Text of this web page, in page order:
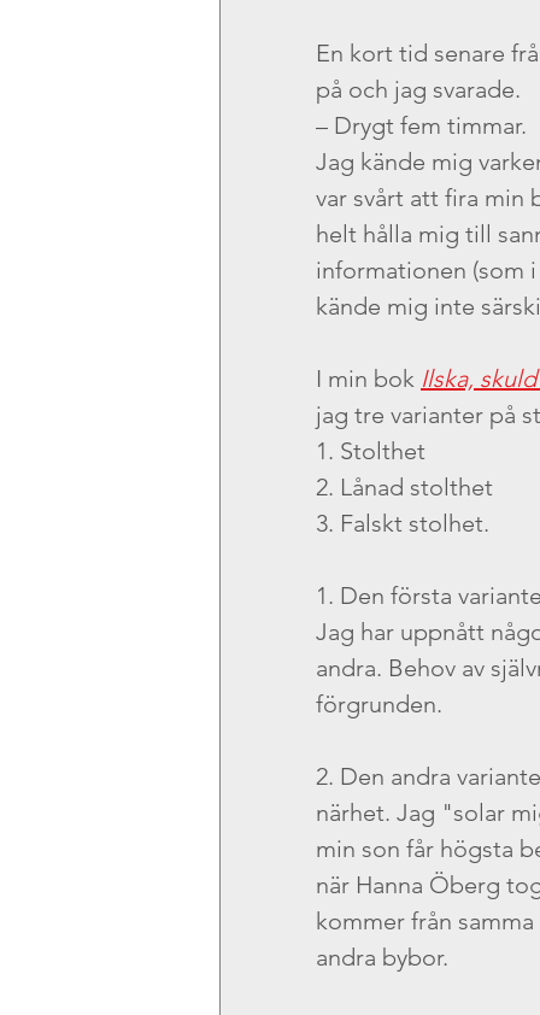
En kort tid senare
på och jag svarade.
– Drygt fem timmar.
Jag kände mig
var svårt att fira min
helt hålla mig till
informationen (som i
kände mig inte
I min bok Ilska,
jag tre varianter på
1. Stolthet
2. Lånad stolthet
3. Falskt stolhet.
1. Den första
Jag har uppnått
andra. Behov av
förgrunden.
2. Den andra
närhet. Jag "solar
min son får högsta
när Hanna Öberg
kommer från
andra bybor.